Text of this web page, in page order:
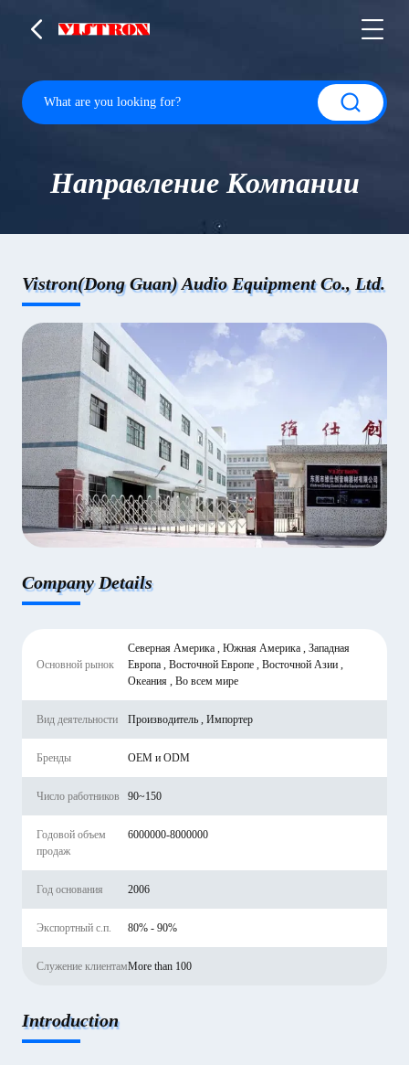
Направление Компании
Vistron(Dong Guan) Audio Equipment Co., Ltd.
Company Details
Основной рынок
Северная Америка , Южная Америка , Западная
Европа , Восточной Европе , Восточной Азии ,
Океания , Во всем мире
Вид деятельности Производитель , Импортер
Бренды OEM и ODM
Число работников 90~150
Годовой объем
продаж
6000000-8000000
Год основания 2006
Экспортный с.п. 80% - 90%
Служение клиентамMore than 100
Introduction